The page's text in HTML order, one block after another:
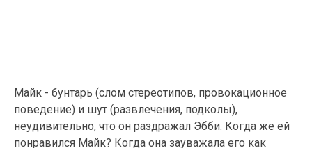
Майк - бунтарь (слом стереотипов, провокационное
поведение) и шут (развлечения, подколы),
неудивительно, что он раздражал Эбби. Когда же ей
понравился Майк? Когда она зауважала его как